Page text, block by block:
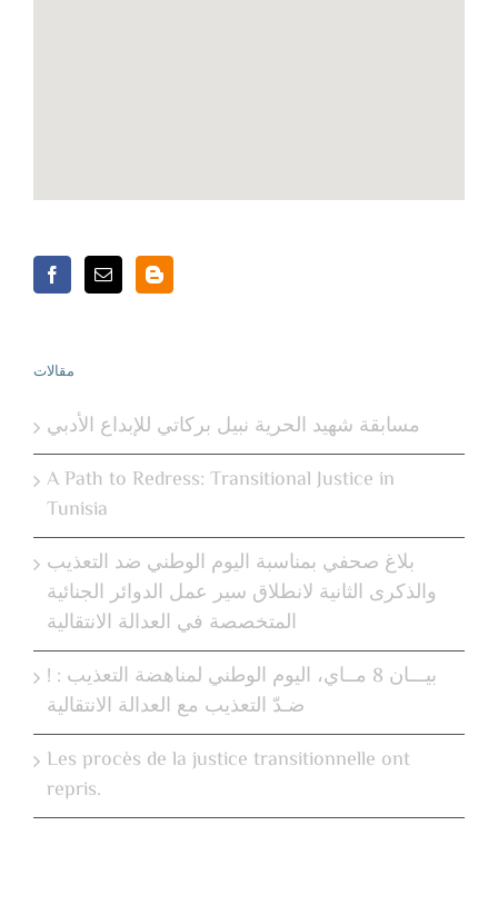
مقالات
مسابقة شهيد الحرية نبيل بركاتي للإبداع الأدبي
A Path to Redress: Transitional Justice in
Tunisia
بلاغ صحفي بمناسبة اليوم الوطني ضد التعذيب
والذكرى الثانية لانطلاق سير عمل الدوائر الجنائية
المتخصصة في العدالة الانتقالية
! بيـــان 8 مــاي، اليوم الوطني لمناهضة التعذيب :
ضـدّ التعذيب مع العدالة الانتقالية
Les procès de la justice transitionnelle ont
repris.